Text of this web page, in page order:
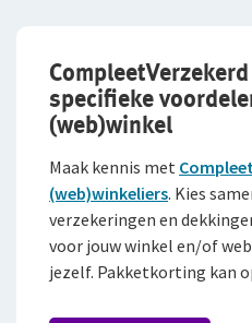
specifieke
(web)winkel
Maak kennis met
(web)winkeliers. Kies
verzekeringen en
voor jouw winkel en/of
jezelf. Pakketkorting kan